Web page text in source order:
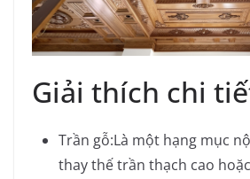
Giải thích chi
Trần gỗ:Là một hạng mục
thay thế trần thạch cao